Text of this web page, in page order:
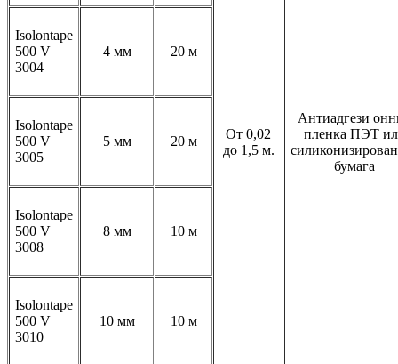
От 0,02
до 1,5 м.
Антиадгези
пленка ПЭТ
бумага
Isolontape
500 V
3004
4 мм 20 м
Isolontape
500 V
3005
5 мм 20 м
Isolontape
500 V
3008
8 мм 10 м
Isolontape
500 V
3010
10 мм 10 м